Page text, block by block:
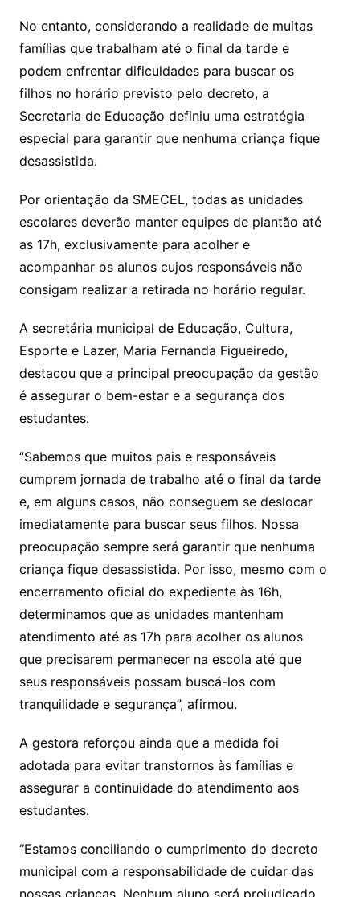
No entanto, considerando a realidade de muitas
famílias que trabalham até o final da tarde e
podem enfrentar dificuldades para buscar os
filhos no horário previsto pelo decreto, a
Secretaria de Educação definiu uma estratégia
especial para garantir que nenhuma criança fique
desassistida.
Por orientação da SMECEL, todas as unidades
escolares deverão manter equipes de plantão até
as 17h, exclusivamente para acolher e
acompanhar os alunos cujos responsáveis não
consigam realizar a retirada no horário regular.
A secretária municipal de Educação, Cultura,
Esporte e Lazer, Maria Fernanda Figueiredo,
destacou que a principal preocupação da gestão
é assegurar o bem-estar e a segurança dos
estudantes.
“Sabemos que muitos pais e responsáveis
cumprem jornada de trabalho até o final da tarde
e, em alguns casos, não conseguem se deslocar
imediatamente para buscar seus filhos. Nossa
preocupação sempre será garantir que nenhuma
criança fique desassistida. Por isso, mesmo com o
encerramento oficial do expediente às 16h,
determinamos que as unidades mantenham
atendimento até as 17h para acolher os alunos
que precisarem permanecer na escola até que
seus responsáveis possam buscá-los com
tranquilidade e segurança”, afirmou.
A gestora reforçou ainda que a medida foi
adotada para evitar transtornos às famílias e
assegurar a continuidade do atendimento aos
estudantes.
“Estamos conciliando o cumprimento do decreto
municipal com a responsabilidade de cuidar das